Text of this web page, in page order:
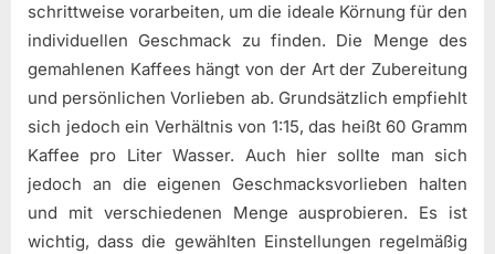
schrittweise vorarbeiten, um die ideale Körnung für den
individuellen Geschmack zu finden. Die Menge des
gemahlenen Kaffees hängt von der Art der Zubereitung
und persönlichen Vorlieben ab. Grundsätzlich empfiehlt
sich jedoch ein Verhältnis von 1:15, das heißt 60 Gramm
Kaffee pro Liter Wasser. Auch hier sollte man sich
jedoch an die eigenen Geschmacksvorlieben halten
und mit verschiedenen Menge ausprobieren. Es ist
wichtig, dass die gewählten Einstellungen regelmäßig